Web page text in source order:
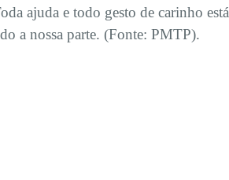
ajuda e todo gesto de carinho
a nossa parte. (Fonte: PMTP).